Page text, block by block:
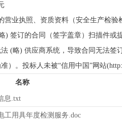
营业执照、资质资料（安全生产检
) 签订的合同（签字盖章）扫描件
(略) 供应商系统，导致合同无法
）。投标人未被“信用中国”网站
名称
息.txt
工用具年度检测服务.doc